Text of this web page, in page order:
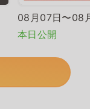
08月07日〜08
本日公開